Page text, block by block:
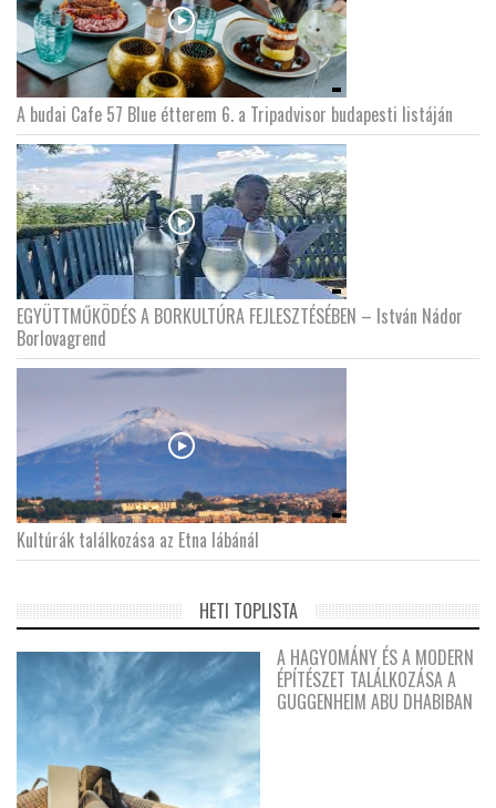
A budai Cafe 57 Blue étterem 6. a Tripadvisor budapesti listáján
EGYÜTTMŰKÖDÉS A BORKULTÚRA FEJLESZTÉSÉBEN – István Nádor
Borlovagrend
Kultúrák találkozása az Etna lábánál
HETI TOPLISTA
A HAGYOMÁNY ÉS A MODERN
ÉPÍTÉSZET TALÁLKOZÁSA A
GUGGENHEIM ABU DHABIBAN